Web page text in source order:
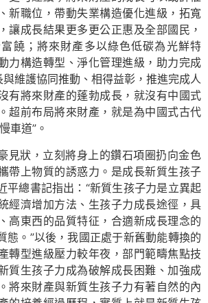
新職位，帶動失業構造優化進級，拓寬
讓成長結果更多更公正惠及全部國民，
饒；將來財產多以綠色低碳為光鮮特
力構造轉型、淨化管理進級，助力完成
與維護協同推動、相得益彰，推進完成人
有將來財產的蓬勃成長，就沒有中國式
超前布局將來財產，就是為中國式古代
車道”。
見狀，立刻將身上的鑽石項圈扔向金色
帶上物質的誘惑力。是成長新質生孩子
平總書記指出：“新質生孩子力是立異起
經濟增加方法、生孩子力成長途徑，具
高東西的品質特征，合適新成長理念的
態。”以後，我國正處于新舊動能轉換的
轉型進級壓力較年夜，部門範疇焦點技
質生孩子力成為破解成長困難、加強成
將來財產與新質生孩子力有著自然的內